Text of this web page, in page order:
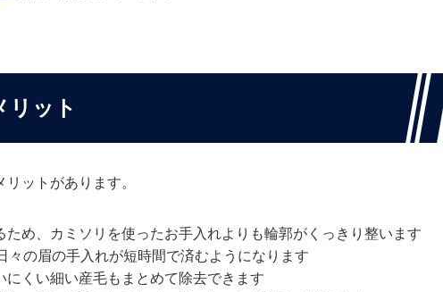
リット
ットがあります。
ため、カミソリを使ったお手入れよりも輪郭がくっきり整います
々の眉の手入れが短時間で済むようになります
にくい細い産毛もまとめて除去できます